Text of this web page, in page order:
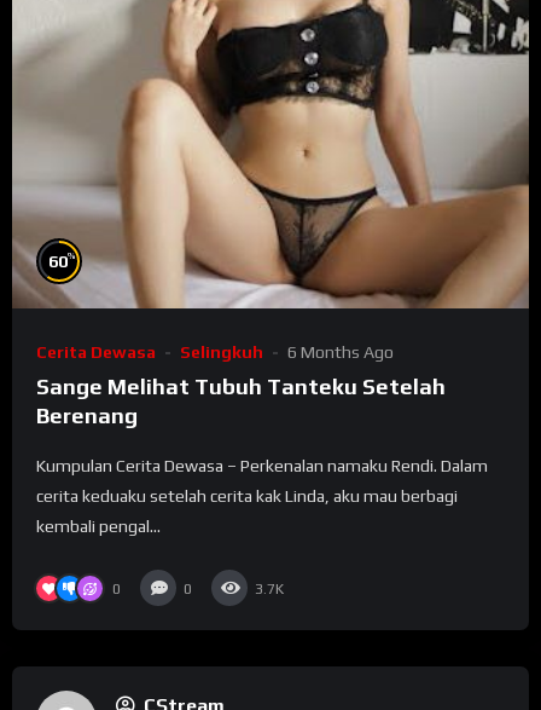
60%
Cerita Dewasa Selingkuh 6 Months Ago
Sange Melihat Tubuh Tanteku Setelah
Berenang
Kumpulan Cerita Dewasa – Perkenalan namaku Rendi. Dalam
cerita keduaku setelah cerita kak Linda, aku mau berbagi
kembali pengal...
0 0 3.7K